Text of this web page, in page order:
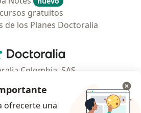
gratuitos
de los Planes Doctoralia
Doctoralia - Página de inicio
Colombia, SAS
Bogotá D.C., Colombia
ofrecerte una